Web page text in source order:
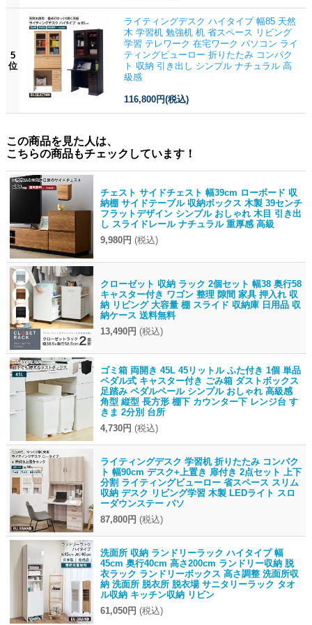
5
位
ライティングデスク ハイタイプ 幅85 天然
木 学習机 勉強机 机 省スペース リビング
学習 テレワーク 在宅ワーク パソコン ライ
ティングビューロー 折りたたみ コンパク
ト 収納 引き出し シンプル ナチュラル 高
級感
116,800円(税込)
この商品を見た人は、
こちらの商品もチェックしています！
チェスト サイドチェスト 幅39cm ローボード 収
納棚 サイドテーブル 収納ボックス 木製 39センチ
フラットデザイン シンプル おしゃれ 木目 引き出
し スライドレール ナチュラル 重厚感 高級
9,980円 (税込)
クローゼット 収納 ラック 2個セット 幅38 奥行58
キャスター付き ワゴン 整理 隙間 家具 押入れ 収
納 リビング 大容量 棚 スライド 収納庫 日用品 収
納ケース 送料無料
13,490円 (税込)
ゴミ箱 両開き 45L 45リットル ふた付き 1個 単品
ペダル式 キャスター付き ごみ箱 ダストボックス
足踏み ペダルペール シンプル おしゃれ 高級感
角型 縦型 長方形 棚下 カウンター下 レンジ台 す
きま 2分別 台所
4,730円 (税込)
ライティングデスク 学習机 折りたたみ コンパク
ト 幅90cm デスク+上置き 扉付き 2点セット 上下
分割 ライティングビューロー 省スペース スリム
収納 デスク リビング学習 木製 LEDライト スロ
ーダウンステー パソ
87,800円 (税込)
洗面所 収納 ランドリーラック ハイタイプ 幅
45cm 奥行40cm 高さ200cm ランドリー収納 脱
衣ラック ランドリーボックス 高さ調整 洗面所収
納 洗面所 脱衣所 脱衣場 サニタリーラック タオ
ル収納 キッチン収納 リビン
61,050円 (税込)